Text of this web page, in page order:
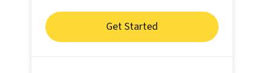
Get Started